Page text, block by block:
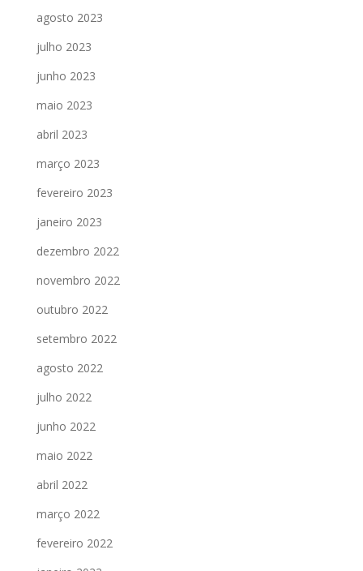
agosto 2023
julho 2023
junho 2023
maio 2023
abril 2023
março 2023
fevereiro 2023
janeiro 2023
dezembro 2022
novembro 2022
outubro 2022
setembro 2022
agosto 2022
julho 2022
junho 2022
maio 2022
abril 2022
março 2022
fevereiro 2022